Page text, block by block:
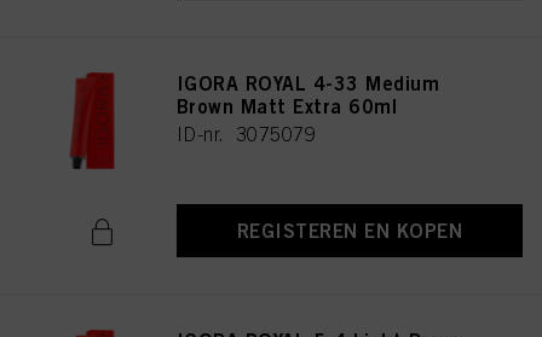
IGORA ROYAL 4-33 Medium
Brown Matt Extra 60ml
ID-nr. 3075079
REGISTEREN EN KOPEN